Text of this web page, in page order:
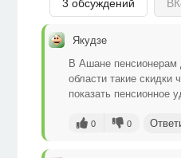
3 обсуждений
Якудзе
В Ашане пенсионерам
области такие
показать пенсионное
0 0